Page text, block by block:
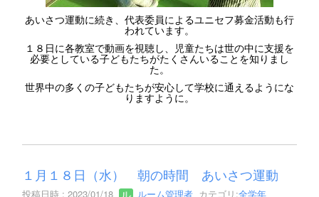
あいさつ運動に続き、代表委員によるユニセフ募金活動も行
われています。
１８日に各教室で動画を視聴し、児童たちは世の中に支援を
必要としている子どもたちがたくさんいることを知りまし
た。
世界中の多くの子どもたちが安心して学校に通えるようにな
りますように。
１月１８日（水） 朝の時間 あいさつ運動
投稿日時 : 2023/01/18 ルーム管理者 カテゴリ:全学年